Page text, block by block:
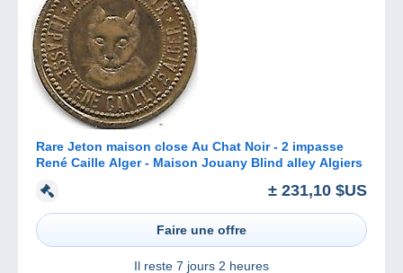
Rare Jeton maison close Au Chat Noir - 2 impasse
René Caille Alger - Maison Jouany Blind alley Algiers
± 231,10 $US
Faire une offre
Il reste 7 jours 2 heures